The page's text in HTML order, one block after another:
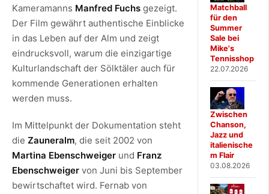
Kameramanns Manfred Fuchs gezeigt.
Der Film gewährt authentische Einblicke
in das Leben auf der Alm und zeigt
eindrucksvoll, warum die einzigartige
Kulturlandschaft der Sölktäler auch für
kommende Generationen erhalten
werden muss.
Im Mittelpunkt der Dokumentation steht
die Zauneralm, die seit 2002 von
Martina Ebenschweiger und Franz
Ebenschweiger von Juni bis September
bewirtschaftet wird. Fernab von
Matchball
für den
Summer
Sale bei
Mike's
Tennisshop
22.07.2026
Zwischen
Chanson,
Jazz und
italienische
m Flair
03.08.2026